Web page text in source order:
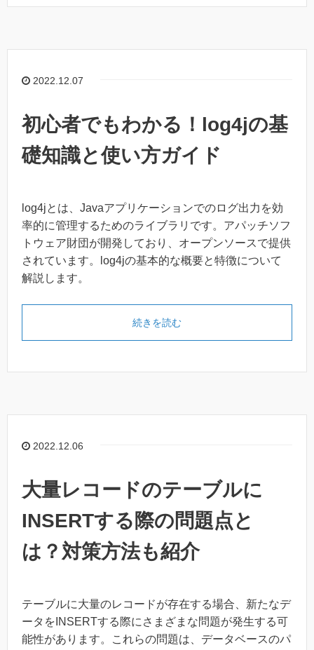
2022.12.07
初心者でもわかる！log4jの基
礎知識と使い方ガイド
log4jとは、Javaアプリケーションでのログ出力を効
率的に管理するためのライブラリです。アパッチソフ
トウェア財団が開発しており、オープンソースで提供
されています。log4jの基本的な概要と特徴について
解説します。
続きを読む
2022.12.06
大量レコードのテーブルに
INSERTする際の問題点と
は？対策方法も紹介
テーブルに大量のレコードが存在する場合、新たなデ
ータをINSERTする際にさまざまな問題が発生する可
能性があります。これらの問題は、データベースのパ